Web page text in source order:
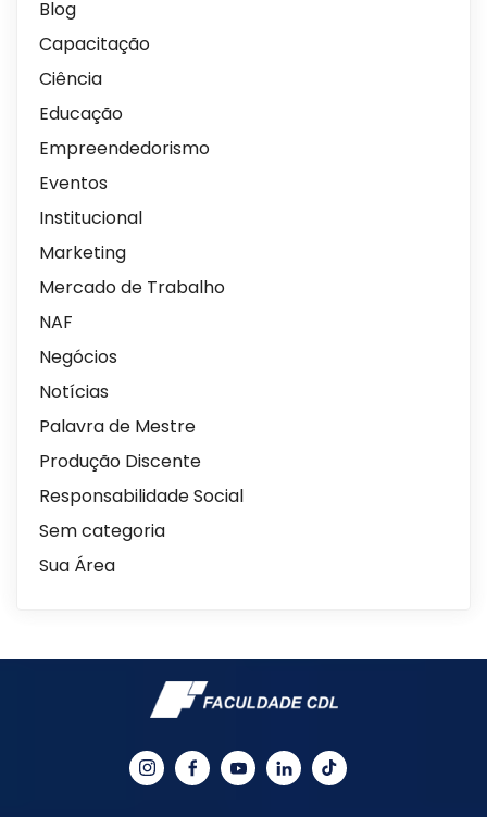
Blog
Capacitação
Ciência
Educação
Empreendedorismo
Eventos
Institucional
Marketing
Mercado de Trabalho
NAF
Negócios
Notícias
Palavra de Mestre
Produção Discente
Responsabilidade Social
Sem categoria
Sua Área